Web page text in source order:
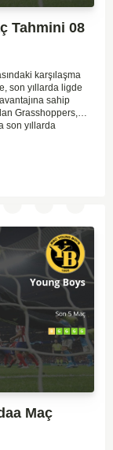
Tahmini 08
karşılaşma
son yıllarda ligde
sahip
Grasshoppers,
son yıllarda
savunma
oyun tarzını
Maç